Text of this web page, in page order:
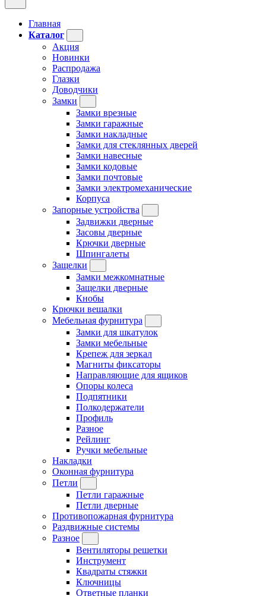
Главная
Каталог
Акция
Новинки
Распродажа
Глазки
Доводчики
Замки
Замки врезные
Замки гаражные
Замки накладные
Замки для стеклянных дверей
Замки навесные
Замки кодовые
Замки почтовые
Замки электромеханические
Корпуса
Запорные устройства
Задвижки дверные
Засовы дверные
Крючки дверные
Шпингалеты
Защелки
Замки межкомнатные
Защелки дверные
Кнобы
Крючки вешалки
Мебельная фурнитура
Замки для шкатулок
Замки мебельные
Крепеж для зеркал
Магниты фиксаторы
Направляющие для ящиков
Опоры колеса
Подпятники
Полкодержатели
Профиль
Разное
Рейлинг
Ручки мебельные
Накладки
Оконная фурнитура
Петли
Петли гаражные
Петли дверные
Противопожарная фурнитура
Раздвижные системы
Разное
Вентиляторы решетки
Инструмент
Квадраты стяжки
Ключницы
Ответные планки